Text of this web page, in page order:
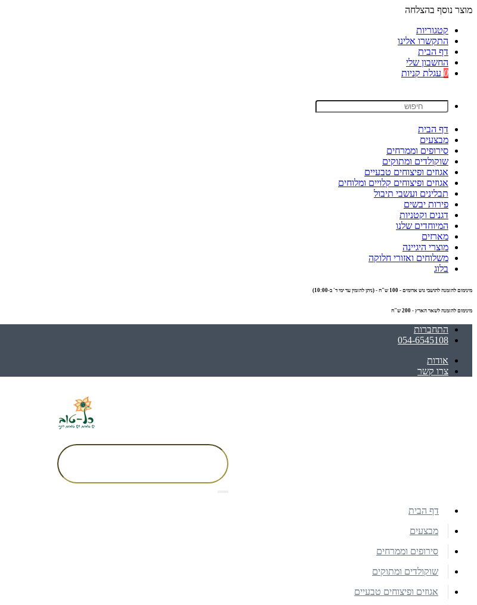
מוצר נוסף בהצלחה
קטגוריות
התקשרו אלינו
דף הבית
החשבון שלי
0 עגלת קניות
דף הבית
מבצעים
סירופים וממרחים
שוקולדים ומתוקים
אגוזים ופיצוחים טבעיים
אגוזים ופיצוחים קלויים ומלוחים
תבלינים ועשבי תיבול
פירות יבשים
דגנים וקטניות
המיוחדים שלנו
מארזים
מוצרי היגיינה
משלוחים ואזורי חלוקה
בלוג
מינימום להזמנה לתושבי גוש אדומים - 100 ש"ח - (ניתן להזמין עד ימי ד' ב-10:00)
מינימום להזמנה לשאר הארץ - 200 ש"ח
התחברות
054-6545108
אודות
צרו קשר
דף הבית
מבצעים
סירופים וממרחים
שוקולדים ומתוקים
אגוזים ופיצוחים טבעיים